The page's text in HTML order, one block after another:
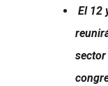
El 12
sector